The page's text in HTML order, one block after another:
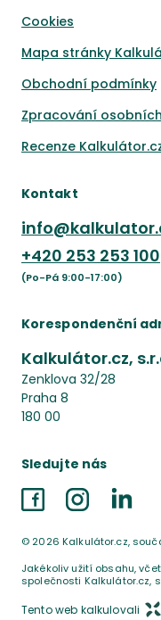
Cookies
Mapa stránky
Obchodní podmínky
Zpracování
Recenze
Kontakt
+420 253 253 100
(Po-Pá 9:00-17:00)
Korespondenční
Kalkulátor.cz,
Zenklova 32/28
Praha 8
180 00
Sledujte nás
FacebookInstagram
© 2026 Kalkulátor.cz,
Jakékoliv užití obsahu,
společnosti Kalkulátor.cz,
Tento web kalkulovali